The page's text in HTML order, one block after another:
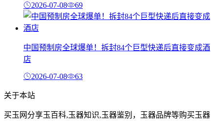
2026-07-08 69
中国预制房全球爆单！拆封84个巨型快递后直接变成酒
店
2026-07-08 63
关于本站
买玉网分享玉百科,玉器知识,玉器鉴别，玉器品牌等购买玉器